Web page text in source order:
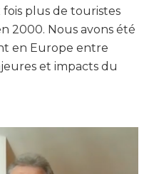
plus de touristes
2000. Nous avons été
en Europe entre
et impacts du